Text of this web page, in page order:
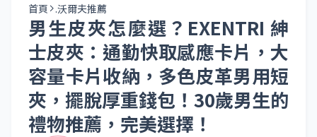
首頁 .沃爾夫推薦
男生皮夾怎麼選？EXENTRI 紳
士皮夾：通勤快取感應卡片，大
容量卡片收納，多色皮革男用短
夾，擺脫厚重錢包！30歲男生的
禮物推薦，完美選擇！